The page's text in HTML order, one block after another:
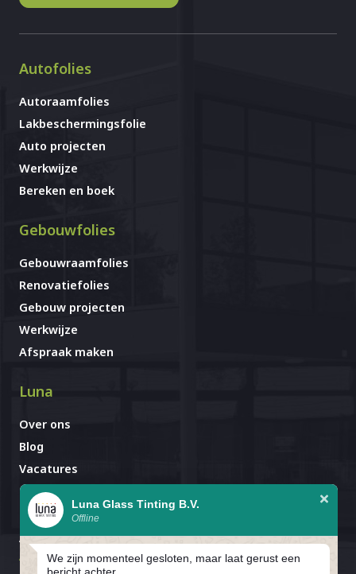
Afspraak al gemaakt?
Avignonlaan 67
Autofolies
Autoraamfolies
Lakbeschermingsfolie
Auto projecten
Werkwijze
Bereken en boek
Gebouwfolies
Gebouwraamfolies
Renovatiefolies
Gebouw projecten
Werkwijze
Afspraak maken
Luna
Over ons
Blog
Vacatures
Contact
Luna Glass Tinting B.V.
Offline
We zijn momenteel gesloten, maar laat gerust een